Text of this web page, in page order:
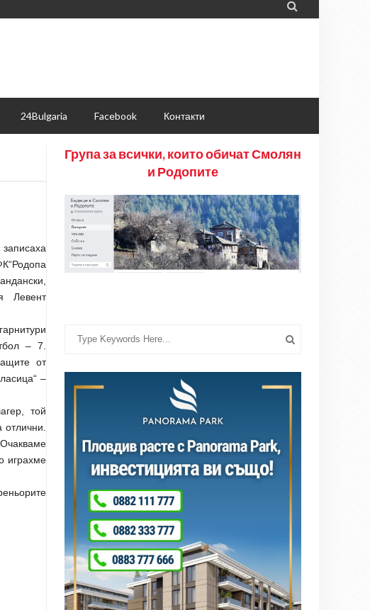

24Bulgaria Facebook Контакти
Левент
– 7.
от
–
той
играхме
Група за всички, които обичат Смолян
и Родопите